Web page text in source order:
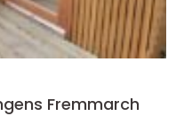
Fremmarch